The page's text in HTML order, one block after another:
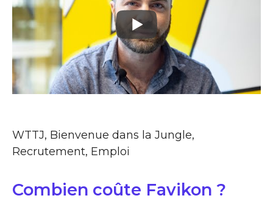
WTTJ, Bienvenue dans la Jungle,
Recrutement, Emploi
Combien coûte Favikon ?